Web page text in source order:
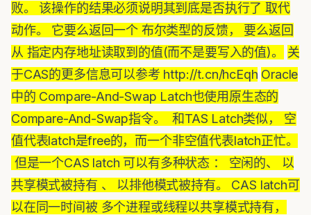
败。 该操作的结果必须说明其到底是否执行了 取代
动作。 它要么返回一个 布尔类型的反馈， 要么返回
从 指定内存地址读取到的值(而不是要写入的值)。
关
于CAS的更多信息可以参考 http://t.cn/hcEqh Oracle
中的 Compare-And-Swap Latch也使用原生态的
Compare-And-Swap指令。 和TAS Latch类似， 空
值代表latch是free的，而一个非空值代表latch正忙。
但是一个CAS latch 可以有多种状态 ： 空闲的、 以
共享模式被持有 、 以排他模式被持有。 CAS latch可
以在同一时间被 多个进程或线程以共享模式持有，